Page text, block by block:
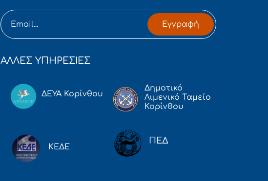
Εγγραφή
ΑΛΛΕΣ ΥΠΗΡΕΣΙΕΣ
ΔΕΥΑ Κορίνθου
Δημοτικό
Λιμενικό Ταμείο
Κορίνθου
ΚΕΔΕ
ΠΕΔ